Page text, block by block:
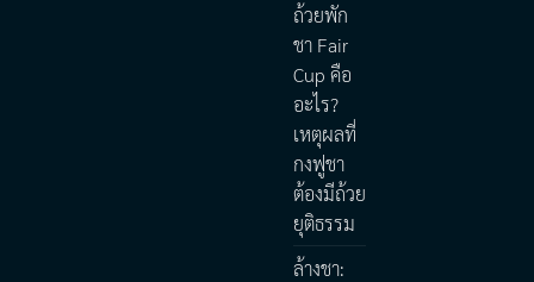
ถ้วยพัก
ชา Fair
Cup คือ
อะไร?
เหตุผลที่
กงฟูชา
ต้องมีถ้วย
ยุติธรรม
ล้างชา: